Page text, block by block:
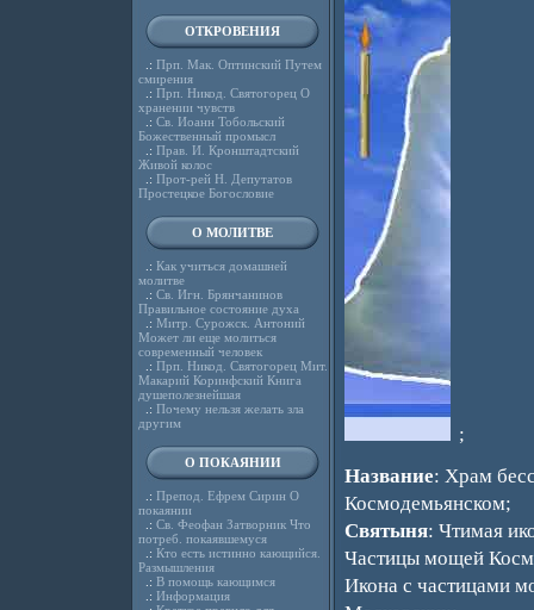
ОТКРОВЕНИЯ
.: Прп. Мак. Оптинский Путем
смирения
.: Прп. Никод. Святогорец О
хранении чувств
.: Св. Иоанн Тобольский
Божественный промысл
.: Прав. И. Кронштадтский
Живой колос
.: Прот-рей Н. Депутатов
Простецкое Богословие
О МОЛИТВЕ
.: Как учиться домашней
молитве
.: Св. Игн. Брянчанинов
Правильное состояние духа
.: Митр. Сурожск. Антоний
Может ли еще молиться
современный человек
.: Прп. Никод. Святогорец Мит.
Макарий Коринфский Книга
душеполезнейшая
.: Почему нельзя желать зла
другим
О ПОКАЯНИИ
.: Препод. Ефрем Сирин О
покаянии
.: Св. Феофан Затворник Что
потреб. покаявшемуся
.: Кто есть истинно кающийся.
Размышления
.: В помощь кающимся
.: Информация
;
Название: Храм
Космодемьянском;
Святыня: Чтимая
Частицы мощей
Икона с частицами